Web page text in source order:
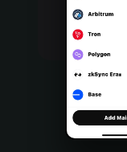
Bahasa Indonesia
Português (Brasil)
Español (Argentina)